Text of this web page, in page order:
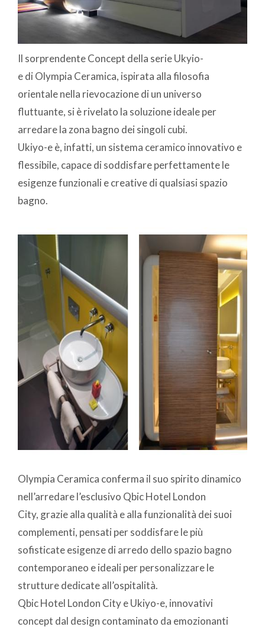
Il sorprendente Concept della serie Ukyio-
e di Olympia Ceramica, ispirata alla filosofia
orientale nella rievocazione di un universo
fluttuante, si è rivelato la soluzione ideale per
arredare la zona bagno dei singoli cubi.
Ukiyo-e è, infatti, un sistema ceramico innovativo e
flessibile, capace di soddisfare perfettamente le
esigenze funzionali e creative di qualsiasi spazio
bagno.
Olympia Ceramica conferma il suo spirito dinamico
nell’arredare l’esclusivo Qbic Hotel London
City, grazie alla qualità e alla funzionalità dei suoi
complementi, pensati per soddisfare le più
sofisticate esigenze di arredo dello spazio bagno
contemporaneo e ideali per personalizzare le
strutture dedicate all’ospitalità.
Qbic Hotel London City e Ukiyo-e, innovativi
concept dal design contaminato da emozionanti